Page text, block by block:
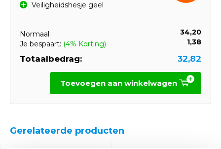
Veiligheidshesje geel
Normaal:
34,20
Je bespaart: (4% Korting) 1,38
Totaalbedrag: 32,82
Toevoegen aan winkelwagen
Gerelateerde producten